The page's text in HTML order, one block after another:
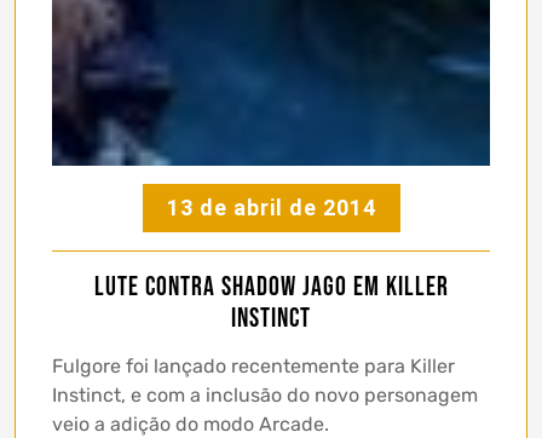
13 de abril de 2014
Lute contra Shadow Jago em Killer
Instinct
Fulgore foi lançado recentemente para Killer
Instinct, e com a inclusão do novo personagem
veio a adição do modo Arcade.